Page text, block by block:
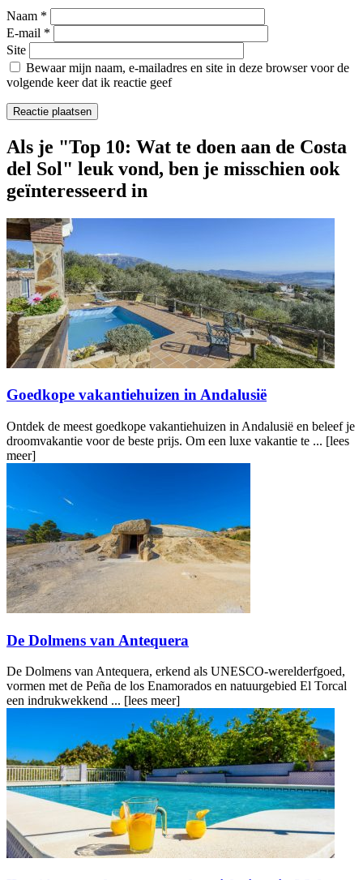
Naam *
E-mail *
Site
Bewaar mijn naam, e-mailadres en site in deze browser voor de
volgende keer dat ik reactie geef
Als je "Top 10: Wat te doen aan de Costa
del Sol" leuk vond, ben je misschien ook
geïnteresseerd in
Goedkope vakantiehuizen in Andalusië
Ontdek de meest goedkope vakantiehuizen in Andalusië en beleef je
droomvakantie voor de beste prijs. Om een luxe vakantie te ... [lees
meer]
De Dolmens van Antequera
De Dolmens van Antequera, erkend als UNESCO-werelderfgoed,
vormen met de Peña de los Enamorados en natuurgebied El Torcal
een indrukwekkend ... [lees meer]